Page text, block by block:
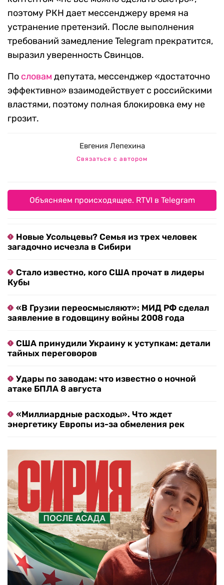
поэтому РКН дает мессенджеру время на
устранение претензий. После выполнения
требований замедление Telegram прекратится,
выразил уверенность Свинцов.
По словам депутата, мессенджер «достаточно
эффективно» взаимодействует с российскими
властями, поэтому полная блокировка ему не
грозит.
Евгения Лепехина
Связаться с автором
Объясняем происходящее. RTVI в Telegram
Новые Усольцевы? Семья из трех человек
загадочно исчезла в Сибири
Стало известно, кого США прочат в лидеры
Кубы
«В Грузии переосмысляют»: МИД РФ сделал
заявление в годовщину войны 2008 года
США принудили Украину к уступкам: детали
тайных переговоров
Удары по заводам: что известно о ночной
атаке БПЛА 8 августа
«Миллиардные расходы». Что ждет
энергетику Европы из-за обмеления рек